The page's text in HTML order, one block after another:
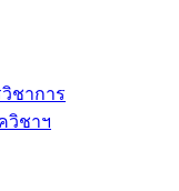
ชาการ
วิชาฯ